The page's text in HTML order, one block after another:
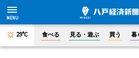
29°C 食べる 見る・遊ぶ 買う 暮